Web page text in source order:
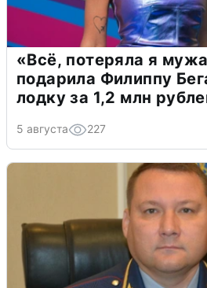
«Всё, потеряла я
подарила Филиппу
лодку за 1,2 млн
5 августа 227